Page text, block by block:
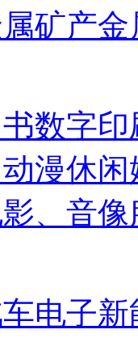
矿产金
数字印
动漫休闲
、音像
电子新